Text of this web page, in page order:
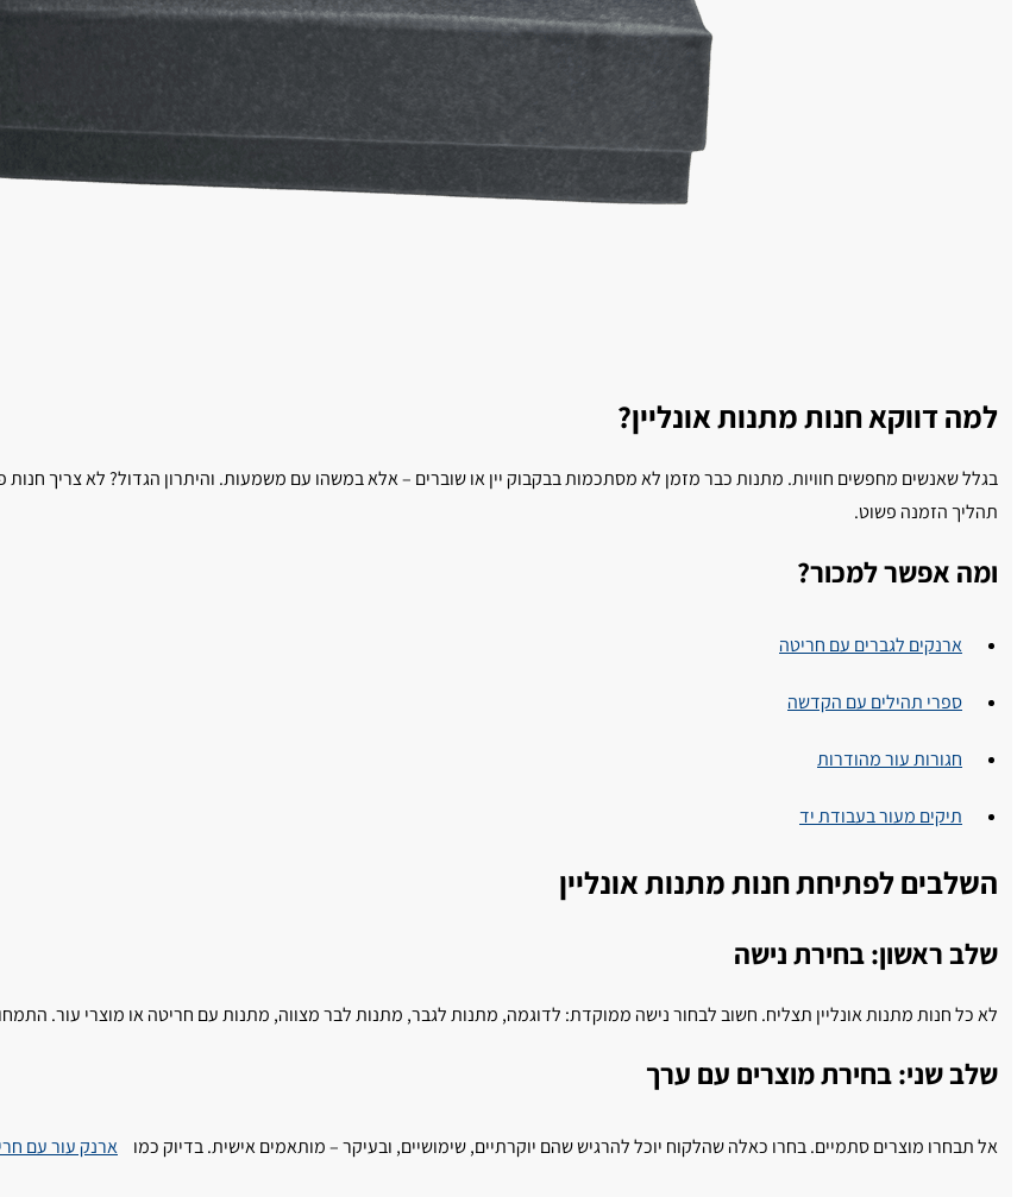
למה דווקא חנות מתנות אונליין?
בגלל שאנשים מחפשים חוויות. מתנות כבר מזמן לא מסתכמות בבקבוק יין או שוברים – אלא במשהו עם משמעות. והיתרון הגדול? לא צריך חנות
תהליך הזמנה פשוט.
ומה אפשר למכור?
ארנקים לגברים עם חריטה
ספרי תהילים עם הקדשה
חגורות עור מהודרות
תיקים מעור בעבודת יד
השלבים לפתיחת חנות מתנות אונליין
שלב ראשון: בחירת נישה
לא כל חנות מתנות אונליין תצליח. חשוב לבחור נישה ממוקדת: לדוגמה, מתנות לגבר, מתנות לבר מצווה, מתנות עם חריטה או מוצרי עור.
שלב שני: בחירת מוצרים עם ערך
אל תבחרו מוצרים סתמיים. בחרו כאלה שהלקוח יוכל להרגיש שהם יוקרתיים, שימושיים, ובעיקר – מותאמים אישית. בדיוק כמו ארנק עור עם